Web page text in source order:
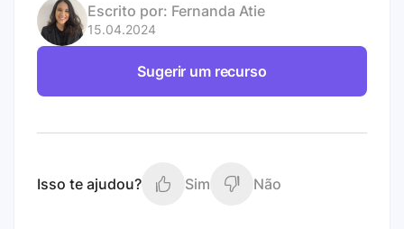
Escrito por: Fernanda Atie
15.04.2024
Sugerir um recurso
Isso te ajudou? Sim Não